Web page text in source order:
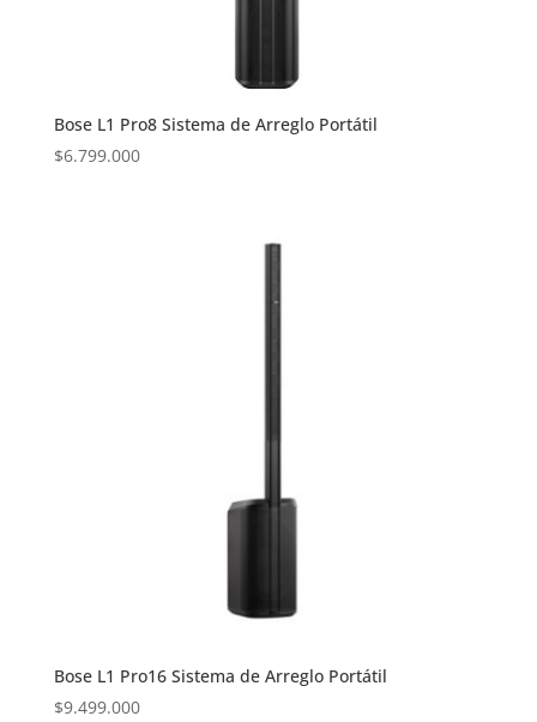
Bose L1 Pro8 Sistema de Arreglo Portátil
$6.799.000
Bose L1 Pro16 Sistema de Arreglo Portátil
$9.499.000